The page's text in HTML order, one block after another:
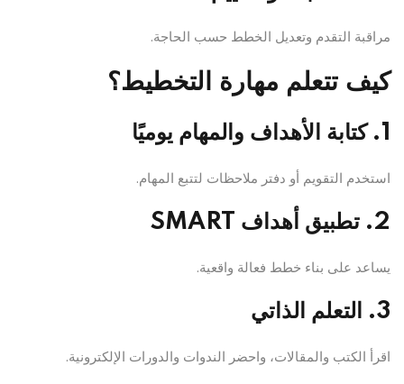
مراقبة التقدم وتعديل الخطط حسب الحاجة.
كيف تتعلم مهارة التخطيط؟
1. كتابة الأهداف والمهام يوميًا
استخدم التقويم أو دفتر ملاحظات لتتبع المهام.
2. تطبيق أهداف SMART
يساعد على بناء خطط فعالة واقعية.
3. التعلم الذاتي
اقرأ الكتب والمقالات، واحضر الندوات والدورات الإلكترونية.